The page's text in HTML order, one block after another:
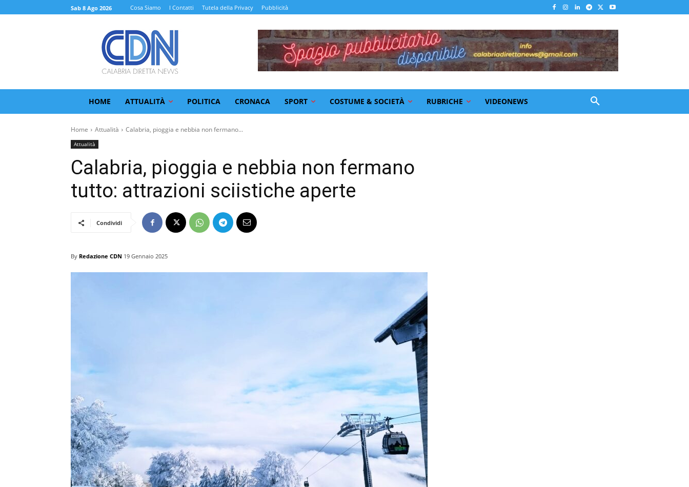
Sab 8 Ago 2026 Cosa Siamo I Contatti Tutela della Privacy Pubblicità
HOME ATTUALITÀ POLITICA CRONACA SPORT COSTUME & SOCIETÀ RUBRICHE VIDEONEWS
Home Attualità Calabria, pioggia e nebbia non fermano...
Attualità
Calabria, pioggia e nebbia non fermano
tutto: attrazioni sciistiche aperte
Condividi
By Redazione CDN 19 Gennaio 2025